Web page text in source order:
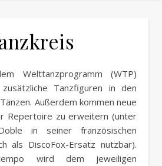
Tanzfiguren in den
Außerdem kommen neue
Repertoire zu erweitern (unter
in seiner französischen
als DiscoFox-Ersatz nutzbar).
wird dem jeweiligen